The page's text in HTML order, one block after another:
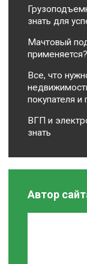
знать для
Мачтовый
применяется?
Все, что
покупателя и
ВГП и
знать
Автор